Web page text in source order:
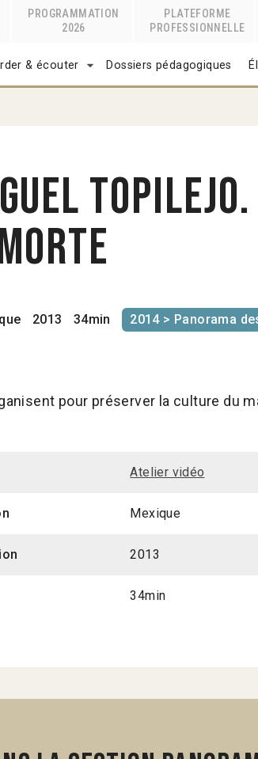
PROGRAMMATION
2026
PLATEFORME
PROFESSIONNELLE
& écouter Dossiers pédagogiques
2013 34min 2014 > Panorama
pour préserver la culture du
Atelier vidéo
Mexique
2013
34min